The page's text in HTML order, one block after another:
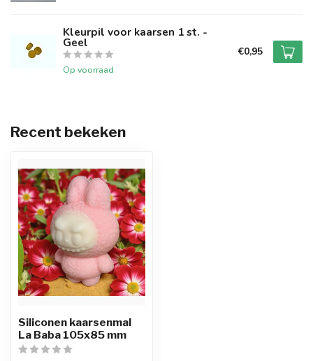
Kleurpil voor kaarsen 1 st. -
Geel
Op voorraad
€0,95
Recent bekeken
Siliconen kaarsenmal
La Baba 105x85 mm